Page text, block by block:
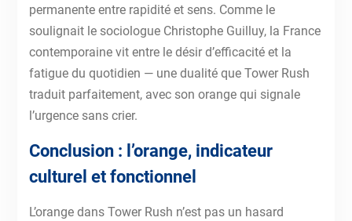
permanente entre rapidité et sens. Comme le
soulignait le sociologue Christophe Guilluy, la France
contemporaine vit entre le désir d’efficacité et la
fatigue du quotidien — une dualité que Tower Rush
traduit parfaitement, avec son orange qui signale
l’urgence sans crier.
Conclusion : l’orange, indicateur
culturel et fonctionnel
L’orange dans Tower Rush n’est pas un hasard